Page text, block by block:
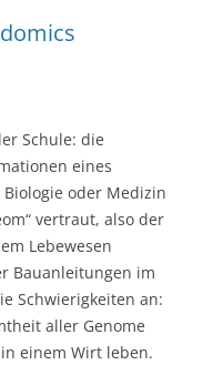
Schule: die
eines
oder Medizin
vertraut, also der
Lebewesen
Bauanleitungen im
Schwierigkeiten an:
aller Genome
einem Wirt leben.